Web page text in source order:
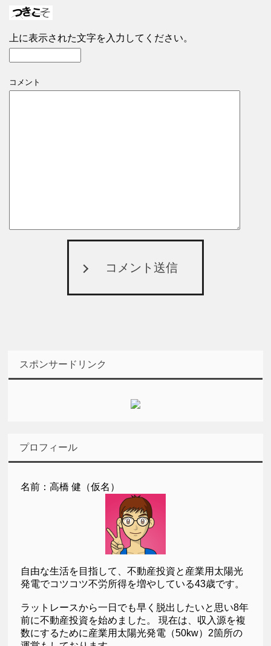
上に表示された文字を入力してください。
コメント
コメント送信
スポンサードリンク
プロフィール
名前：高橋 健（仮名）
自由な生活を目指して、不動産投資と産業用太陽光
発電でコツコツ不労所得を増やしている43歳です。
ラットレースから一日でも早く脱出したいと思い8年
前に不動産投資を始めました。 現在は、収入源を複
数にするために産業用太陽光発電（50kw）2箇所の